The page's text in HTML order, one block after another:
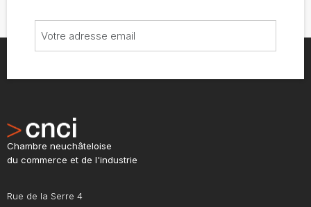
Chambre neuchâteloise
du commerce et de l'industrie
Rue de la Serre 4